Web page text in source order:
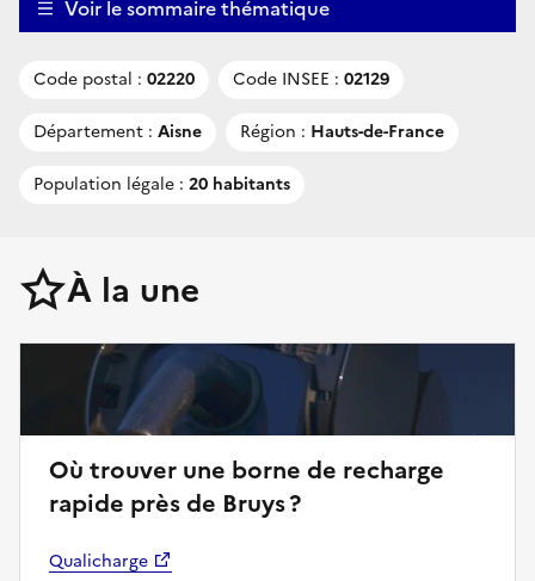
Voir le sommaire thématique
Code postal : 02220 Code INSEE : 02129
Département : Aisne Région : Hauts-de-France
Population légale : 20 habitants
À la une
Où trouver une borne de recharge
rapide près de Bruys ?
Qualicharge